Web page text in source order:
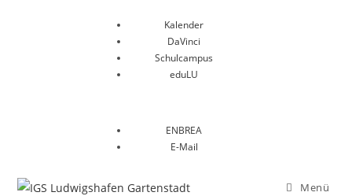
Kalender
DaVinci
Schulcampus
eduLU
ENBREA
E-Mail
Menü